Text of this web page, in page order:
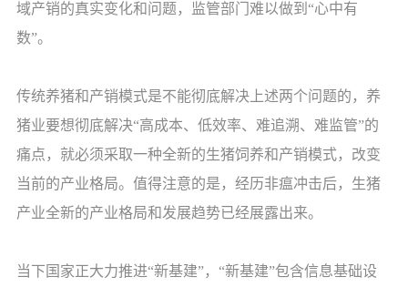
域产销的真实变化和问题，监管部门难以做到“心中有
数”。
传统养猪和产销模式是不能彻底解决上述两个问题的，养
猪业要想彻底解决“高成本、低效率、难追溯、难监管”的
痛点，就必须采取一种全新的生猪饲养和产销模式，改变
当前的产业格局。值得注意的是，经历非瘟冲击后，生猪
产业全新的产业格局和发展趋势已经展露出来。
当下国家正大力推进“新基建”，“新基建”包含信息基础设